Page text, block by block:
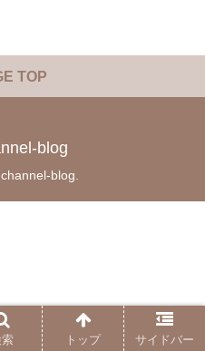
TOP
blog
blog.
トップ サイドバー